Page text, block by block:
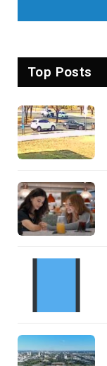
Top Posts